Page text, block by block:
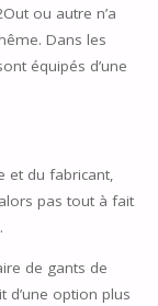
ou autre n’a
Dans les
équipés d’une
et du fabricant,
pas tout à fait
de gants de
d’une option plus